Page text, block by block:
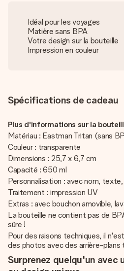
Idéal pour les voyages
Matière sans BPA
Votre design sur la bouteille
Impression en couleur
Spécifications de cadeau
Plus d'informations sur la
Matériau : Eastman Tritan (sans
Couleur : transparente
Dimensions : 25,7 x 6,7 cm
Capacité : 650 ml
Personnalisation : avec nom,
Traitement : impression UV
Extras : avec bouchon amovible,
La bouteille ne contient pas de
sûre !
Pour des raisons techniques, il
des photos avec des arrière-plans
Surprenez quelqu'un avec